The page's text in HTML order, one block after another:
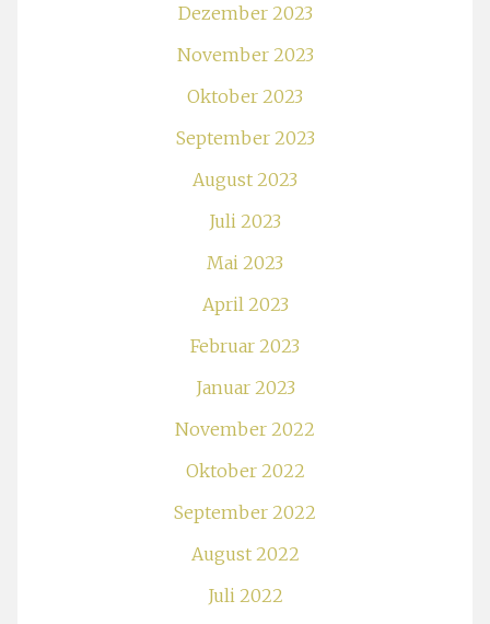
Dezember 2023
November 2023
Oktober 2023
September 2023
August 2023
Juli 2023
Mai 2023
April 2023
Februar 2023
Januar 2023
November 2022
Oktober 2022
September 2022
August 2022
Juli 2022